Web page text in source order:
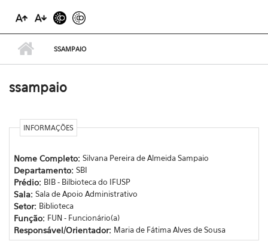
SSAMPAIO
ssampaio
INFORMAÇÕES
Nome Completo: Silvana Pereira de Almeida Sampaio
Departamento: SBI
Prédio: BIB - Bilbioteca do IFUSP
Sala: Sala de Apoio Administrativo
Setor: Biblioteca
Função: FUN - Funcionário(a)
Responsável/Orientador: Maria de Fátima Alves de Sousa